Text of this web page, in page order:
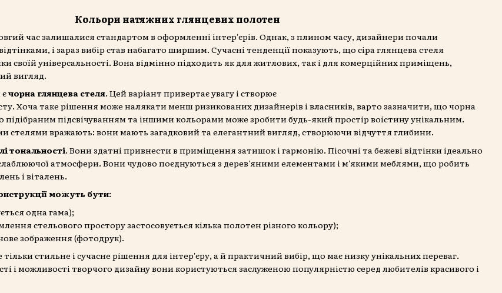
Кольори натяжних глянцевих полотен
час залишалися стандартом в оформленні інтер'єрів. Однак, з плином часу, дизайнери почали
і зараз вибір став набагато ширшим. Сучасні тенденції показують, що сіра глянцева стеля
своїй універсальності. Вона відмінно підходить як для житлових, так і для комерційних приміщень,
вигляд.
чорна глянцева стеля. Цейваріант привертає увагу і створює
Хоча таке рішення може налякати менш ризикованих дизайнерів і власників, варто зазначити, що чорна
підібраним підсвічуванням та іншими кольорами може зробити будь-який простір воістину унікальним.
стелями вражають: вони мають загадковий та елегантний вигляд, створюючи відчуття глибини.
тональності. Вони здатні привнести в приміщення затишок і гармонію. Пісочні та бежеві відтінки ідеально
атмосфери. Вони чудово поєднуються з дерев'яними елементами і м'якими меблями, що робить
і віталень.
можуть бути:
одна гама);
стельового простору застосовується кілька полотен різного кольору);
зображення (фотодрук).
тільки стильне і сучасне рішення для інтер'єру, а й практичний вибір, що має низку унікальних переваг.
і можливості творчого дизайну вони користуються заслуженою популярністю серед любителів красивого і